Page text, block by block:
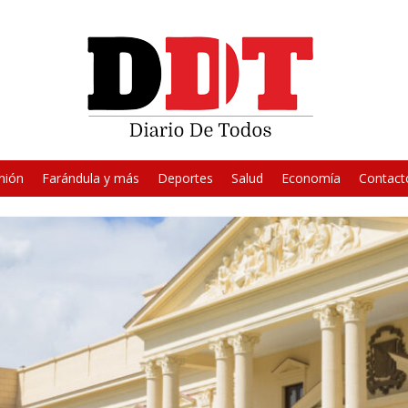
Farándula y más Deportes Salud Economía